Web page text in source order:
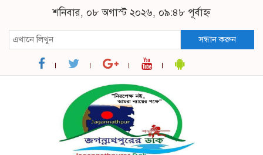
শনিবার, ০৮ অগাস্ট ২০২৬, ০৯:৪৮ পূর্বাহ্ন
সন্ধান করুন